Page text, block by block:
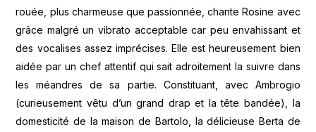
rouée, plus charmeuse que passionnée, chante Rosine avec
grâce malgré un vibrato acceptable car peu envahissant et
des vocalises assez imprécises. Elle est heureusement bien
aidée par un chef attentif qui sait adroitement la suivre dans
les méandres de sa partie. Constituant, avec Ambrogio
(curieusement vêtu d’un grand drap et la tête bandée), la
domesticité de la maison de Bartolo, la délicieuse Berta de